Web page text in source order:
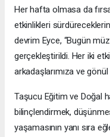
Her hafta olmasa da
etkinlikleri
devrim Eyce, “Bugün
gerçekleştirildi. Her iki
arkadaşlarımıza ve
Taşucu Eğitim ve Doğal
bilinçlendirmek,
yaşamasının yanı sıra